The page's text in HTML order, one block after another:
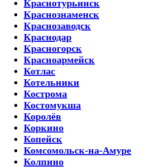
Краснотурьинск
Краснознаменск
Краснозаводск
Краснодар
Красногорск
Красноармейск
Котлас
Котельники
Кострома
Костомукша
Королёв
Коркино
Копейск
Комсомольск-на-Амуре
Колпино